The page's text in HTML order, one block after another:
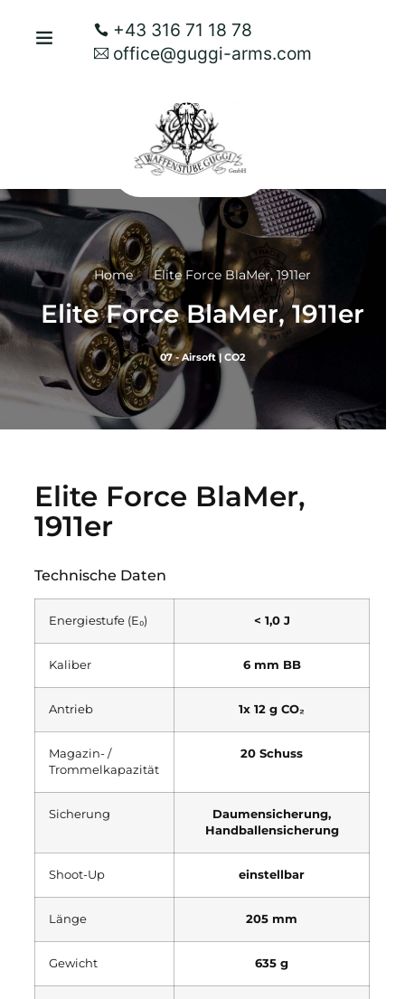
+43 316 71 18 78
office@guggi-arms.com
Home Elite Force BlaMer, 1911er
Elite Force BlaMer, 1911er
07 - Airsoft| CO2
Elite Force BlaMer,
1911er
Technische Daten
Energiestufe (E₀) < 1,0 J
Kaliber 6 mm BB
Antrieb 1x 12 g CO₂
Magazin- /
Trommelkapazität
20 Schuss
Sicherung
Daumensicherung,
Handballensicherung
Shoot-Up einstellbar
Länge 205 mm
Gewicht 635 g